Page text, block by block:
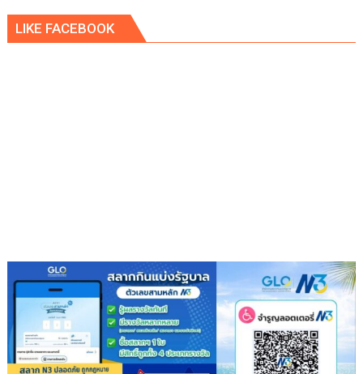
ได้
วปอ.บอ.
ชาวนา
ไทย
สู่…
ชาวนา
มือ
อาชีพ
LIKE FACEBOOK